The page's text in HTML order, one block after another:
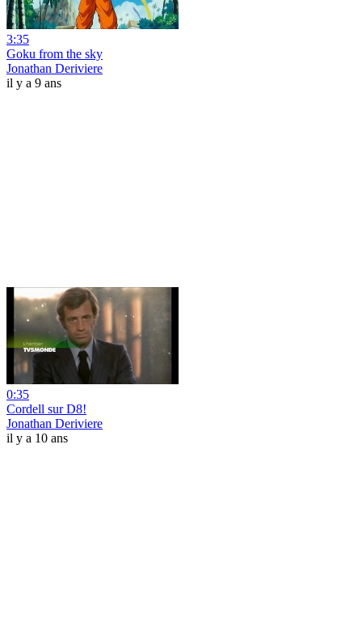
3:35
Goku from the sky
Jonathan Deriviere
il y a 9 ans
0:35
Cordell sur D8!
Jonathan Deriviere
il y a 10 ans